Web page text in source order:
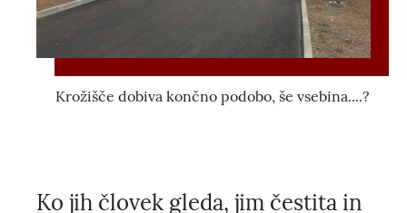
Krožišče dobiva končno podobo, še vsebina....?
Ko jih človek gleda, jim čestita in